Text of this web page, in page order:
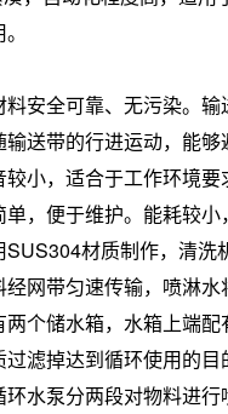
料安全可靠、无污染。
输送带的行进运动，能够
较小，适合于工作环境要
单，便于维护。能耗较小
SUS304材质制作，清洗
经网带匀速传输，喷淋水
两个储水箱，水箱上端
过滤掉达到循环使用的目
水泵分两段对物料进行